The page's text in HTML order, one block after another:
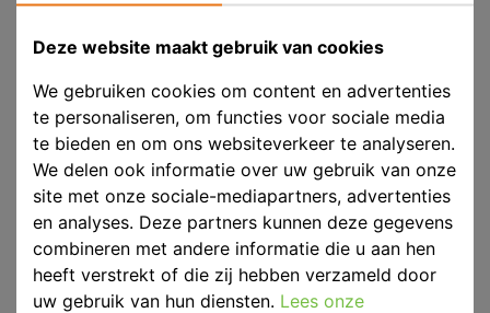
Product ID
HR M08BR
Voorraad
Op voorraad
Eenheid
50st
Kleur
bruin
Deze website maakt gebruik van cookies
We gebruiken cookies om content en advertenties
te personaliseren, om functies voor sociale media
te bieden en om ons websiteverkeer te analyseren.
We delen ook informatie over uw gebruik van onze
site met onze sociale-mediapartners, advertenties
en analyses. Deze partners kunnen deze gegevens
combineren met andere informatie die u aan hen
heeft verstrekt of die zij hebben verzameld door
uw gebruik van hun diensten. Lees onze